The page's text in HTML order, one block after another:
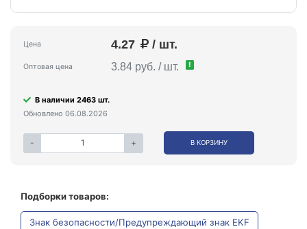
Цена 4.27 / шт.
Оптовая цена 3.84 руб. / шт. !
В наличии 2463 шт.
Обновлено 06.08.2026
- + В КОРЗИНУ
Подборки товаров:
Знак безопасности/Предупреждающий знак EKF